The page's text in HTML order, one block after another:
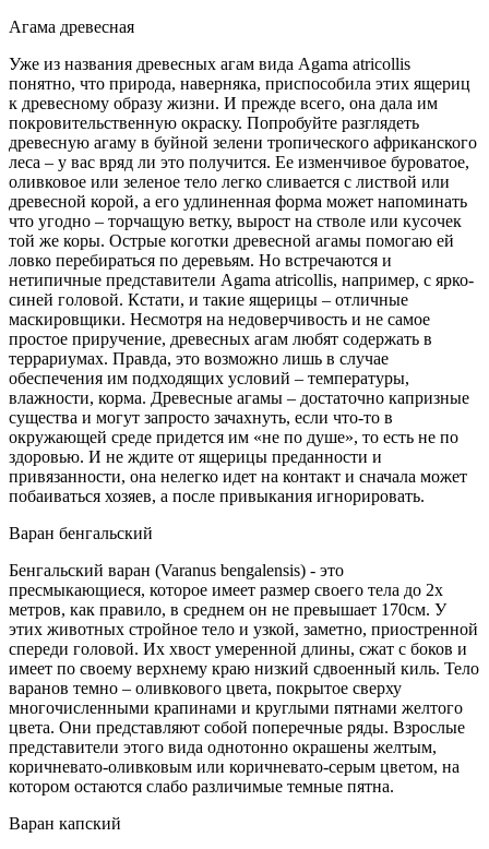
Агама древесная
Уже из названия древесных агам вида Agama atricollis
понятно, что природа, наверняка, приспособила этих ящериц
к древесному образу жизни. И прежде всего, она дала им
покровительственную окраску. Попробуйте разглядеть
древесную агаму в буйной зелени тропического африканского
леса – у вас вряд ли это получится. Ее изменчивое буроватое,
оливковое или зеленое тело легко сливается с листвой или
древесной корой, а его удлиненная форма может напоминать
что угодно – торчащую ветку, вырост на стволе или кусочек
той же коры. Острые коготки древесной агамы помогаю ей
ловко перебираться по деревьям. Но встречаются и
нетипичные представители Agama atricollis, например, с ярко-
синей головой. Кстати, и такие ящерицы – отличные
маскировщики. Несмотря на недоверчивость и не самое
простое приручение, древесных агам любят содержать в
террариумах. Правда, это возможно лишь в случае
обеспечения им подходящих условий – температуры,
влажности, корма. Древесные агамы – достаточно капризные
существа и могут запросто зачахнуть, если что-то в
окружающей среде придется им «не по душе», то есть не по
здоровью. И не ждите от ящерицы преданности и
привязанности, она нелегко идет на контакт и сначала может
побаиваться хозяев, а после привыкания игнорировать.
Варан бенгальский
Бенгальский варан (Varanus bengalensis) - это
пресмыкающиеся, которое имеет размер своего тела до 2х
метров, как правило, в среднем он не превышает 170см. У
этих животных стройное тело и узкой, заметно, приостренной
спереди головой. Их хвост умеренной длины, сжат с боков и
имеет по своему верхнему краю низкий сдвоенный киль. Тело
варанов темно – оливкового цвета, покрытое сверху
многочисленными крапинами и круглыми пятнами желтого
цвета. Они представляют собой поперечные ряды. Взрослые
представители этого вида однотонно окрашены желтым,
коричневато-оливковым или коричневато-серым цветом, на
котором остаются слабо различимые темные пятна.
Варан капский